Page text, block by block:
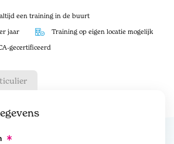
een training in de buurt
jaar Training op eigen locatie mogelijk
gecertificeerd